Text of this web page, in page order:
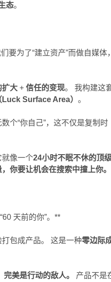
态。
要为了“建立资产”而做自媒体，
扩大 +信任的变现。 我构建这
Luck Surface Area）。
个“你自己”，这不仅是复制时
就像一个24小时不眠不休的顶
你要让机会在搜索中撞上你。
天前的你”。**
包成产品。 这是一种零边际
完美是行动的敌人。
产品不是